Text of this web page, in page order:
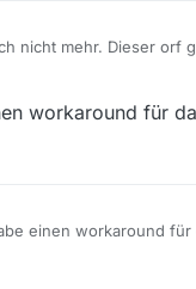
nicht mehr. Dieser orf
workaround für
einen workaround